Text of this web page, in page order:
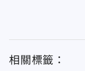
相關標籤：